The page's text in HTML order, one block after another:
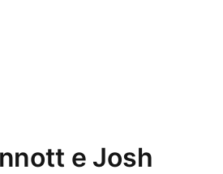
e Josh